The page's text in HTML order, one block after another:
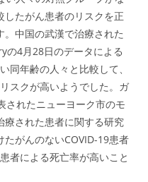
たがん患者のリスクを正
中国の武漢で治療された
の4月28日のデータによる
同年齢の人々と比較して、
スクが高いようでした。ガ
されたニューヨーク市のモ
療された患者に関する研究
がんのないCOVID-19患者
者による死亡率が高いこと